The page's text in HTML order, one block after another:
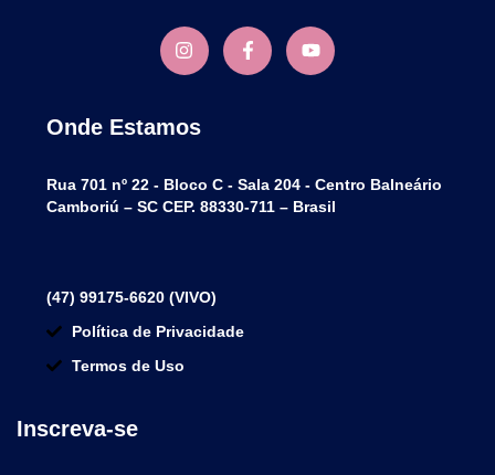
Onde Estamos
Rua 701 nº 22 - Bloco C - Sala 204 - Centro Balneário
Camboriú – SC CEP. 88330-711 – Brasil
(47) 99175-6620 (VIVO)
Política de Privacidade
Termos de Uso
Inscreva-se